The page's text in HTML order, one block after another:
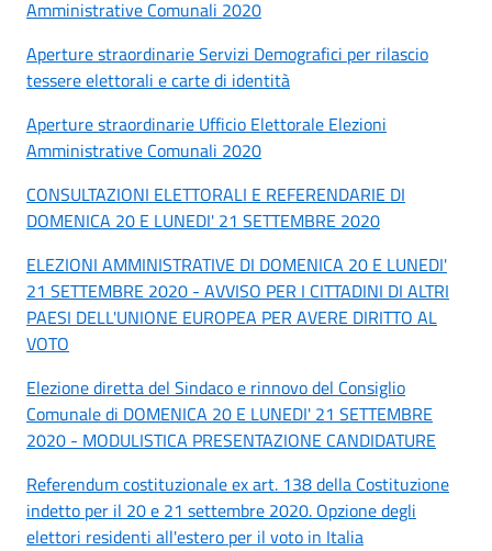
Amministrative Comunali 2020
Aperture straordinarie Servizi Demografici per rilascio
tessere elettorali e carte di identità
Aperture straordinarie Ufficio Elettorale Elezioni
Amministrative Comunali 2020
CONSULTAZIONI ELETTORALI E REFERENDARIE DI
DOMENICA 20 E LUNEDI' 21 SETTEMBRE 2020
ELEZIONI AMMINISTRATIVE DI DOMENICA 20 E LUNEDI'
21 SETTEMBRE 2020 - AVVISO PER I CITTADINI DI ALTRI
PAESI DELL'UNIONE EUROPEA PER AVERE DIRITTO AL
VOTO
Elezione diretta del Sindaco e rinnovo del Consiglio
Comunale di DOMENICA 20 E LUNEDI' 21 SETTEMBRE
2020 - MODULISTICA PRESENTAZIONE CANDIDATURE
Referendum costituzionale ex art. 138 della Costituzione
indetto per il 20 e 21 settembre 2020. Opzione degli
elettori residenti all'estero per il voto in Italia